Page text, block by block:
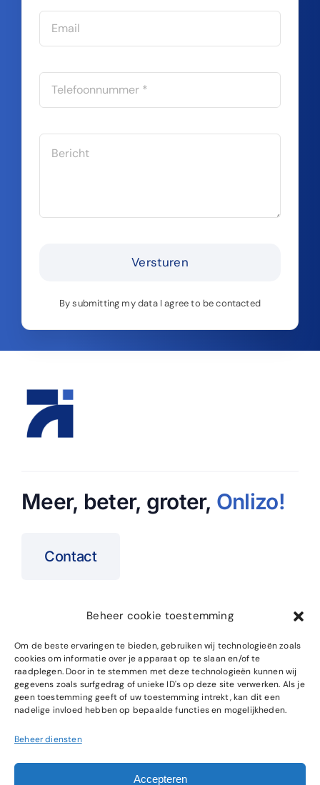
Beheer cookie toestemming
Om de beste ervaringen te bieden, gebruiken wij technologieën zoals
cookies om informatie over je apparaat op te slaan en/of te
raadplegen. Door in te stemmen met deze technologieën kunnen wij
gegevens zoals surfgedrag of unieke ID's op deze site verwerken. Als je
geen toestemming geeft of uw toestemming intrekt, kan dit een
nadelige invloed hebben op bepaalde functies en mogelijkheden.
Beheer diensten
Accepteren
Versturen
By submitting my data I agree to be contacted
Meer, beter, groter, Onlizo!
Contact
Over ons
Cases
Blog
Website Onderhoud
SEO Cursus